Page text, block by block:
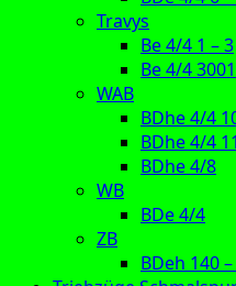
Travys
Be 4/4 1 – 3
Be 4/4
WAB
BDhe 4/4
BDhe 4/4
BDhe 4/8
WB
BDe 4/4
ZB
BDeh 140